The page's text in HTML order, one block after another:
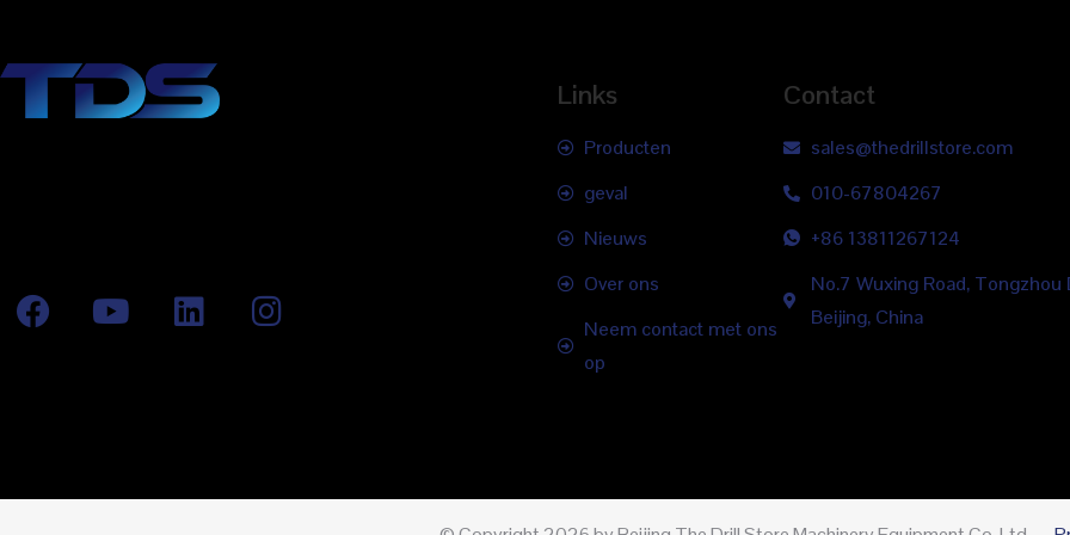
Links
Producten
geval
Nieuws
Over ons
Neem contact met ons
op
Contact
sales@thedrillstore.com
010-67804267
+86 13811267124
No.7 Wuxing Road, Tongzhou
Beijing, China